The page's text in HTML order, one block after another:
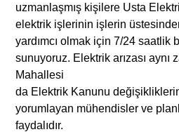
uzmanlaşmış kişilere Usta
elektrik işlerinin işlerin
yardımcı olmak için 7/24 saatlik
sunuyoruz. Elektrik arızası aynı
Mahallesi
da Elektrik Kanunu
yorumlayan mühendisler ve
faydalıdır.